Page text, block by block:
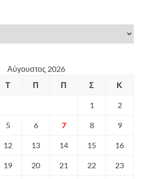
Αύγουστος 2026
Τ Π Π Σ Κ
1 2
5 6 7 8 9
12 13 14 15 16
19 20 21 22 23